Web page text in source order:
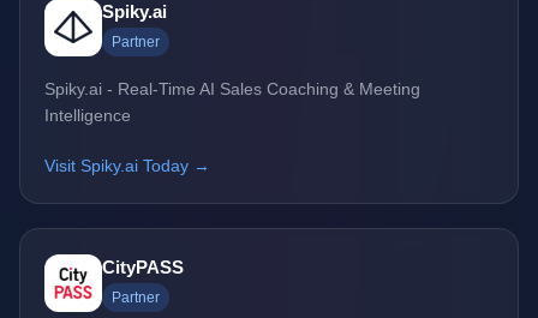
Spiky.ai
Partner
Spiky.ai - Real-Time AI Sales Coaching & Meeting
Intelligence
Visit Spiky.ai Today →
CityPASS
Partner